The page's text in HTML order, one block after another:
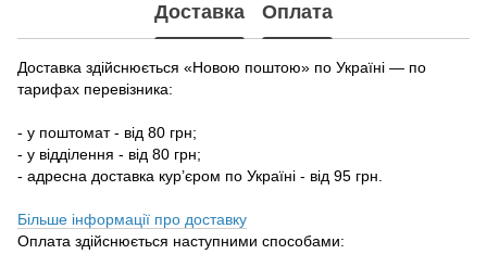
Доставка Оплата
Доставка здійснюється «Новою поштою» по Україні — по
тарифах перевізника:
- у поштомат - від 80 грн;
- у відділення - від 80 грн;
- адресна доставка кур’єром по Україні - від 95 грн.
Більше інформації про доставку
Оплата здійснюється наступними способами: